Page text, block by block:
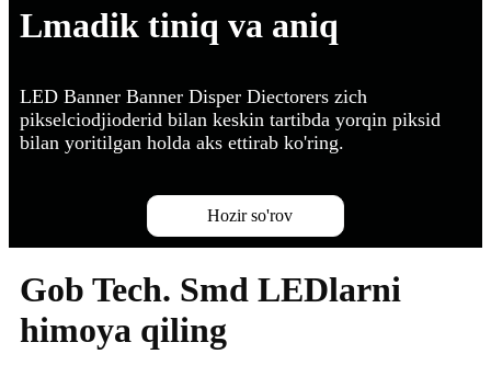
Lmadik tiniq va aniq
LED Banner Banner Disper Diectorers zich
pikselciodjioderid bilan keskin tartibda yorqin piksid
bilan yoritilgan holda aks ettirab ko'ring.
Hozir so'rov
Gob Tech. Smd LEDlarni
himoya qiling